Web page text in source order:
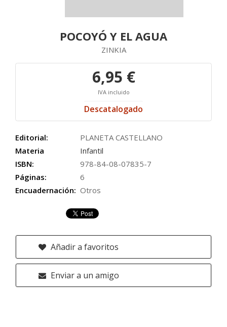
POCOYÓ Y EL AGUA
ZINKIA
6,95 €
IVA incluido
Descatalogado
Editorial:
PLANETA CASTELLANO
Materia
Infantil
ISBN:
978-84-08-07835-7
Páginas:
6
Encuadernación: Otros
Añadir a favoritos
Enviar a un amigo